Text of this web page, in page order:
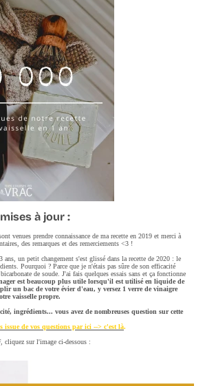
à jour :
venues prendre connaissance de ma recette en 2019 et merci à
des remarques et des remerciements <3 !
ans, un petit changement s'est glissé dans la recette de 2020 : le
Pourquoi ? Parce que je n'étais pas sûre de son efficacité
de soude. J'ai fais quelques essais sans et ça fonctionne
est beaucoup plus utile lorsqu'il est utilisé en liquide de
un bac de votre évier d'eau, y versez 1 verre de vinaigre
vaisselle propre.
ingrédients... vous avez de nombreuses question sur cette
issue de vos questions par ici --> c'est là.
cliquez sur l'image ci-dessous :